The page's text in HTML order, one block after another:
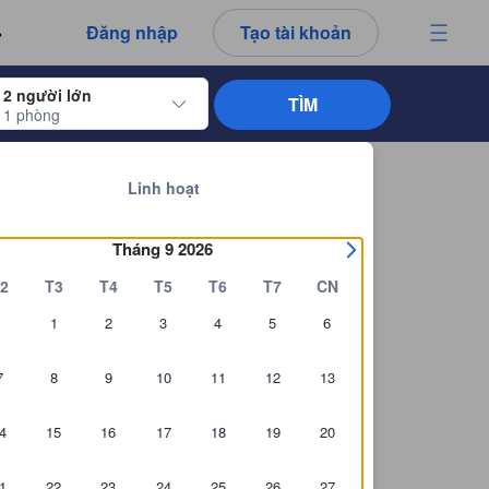
Đăng nhập Tạo tài khoản
2 người lớn
1 phòng
các phím mũi tên để di chuyển đến ngày nhận phòng và ngày trả
Linh hoạt
Tháng 9 2026
T3 T4 T5 T6 T7 CN
1 2 3 4 5 6
8 9 10 11 12 13
15 16 17 18 19 20
TÌM
này là trung thực và đáng tin cậy.